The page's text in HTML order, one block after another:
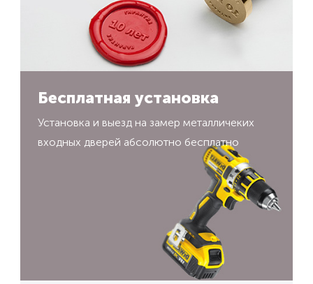
Бесплатная установка
Установка и выезд на замер металличеких
входных дверей абсолютно бесплатно